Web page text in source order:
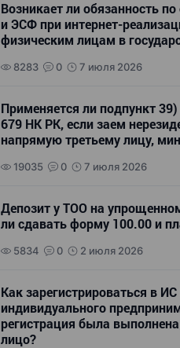
Возникает ли обязанность
и ЭСФ при интернет-
физическим лицам в
8283 0 7 июля 2026
Применяется ли подпункт 39)
679 НК РК, если заем
напрямую третьему лицу,
19035 0 7 июля 2026
Депозит у ТОО на
ли сдавать форму 100.00 и
5834 0 2 июля 2026
Как зарегистрироваться в
индивидуального
регистрация была
лицо?